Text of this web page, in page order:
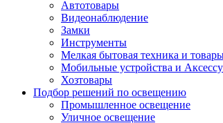
Автотовары
Видеонаблюдение
Замки
Инструменты
Мелкая бытовая техника и
Мобильные устройства и
Хозтовары
Подбор решений по освещению
Промышленное освещение
Уличное освещение